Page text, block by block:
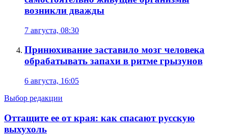
возникли дважды
7 августа, 08:30
Принюхивание заставило мозг человека
обрабатывать запахи в ритме грызунов
6 августа, 16:05
Выбор редакции
Оттащите ее от края: как спасают русскую
выхухоль